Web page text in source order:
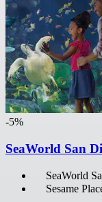
-5%
SeaWorld San
SeaWorld
Sesame